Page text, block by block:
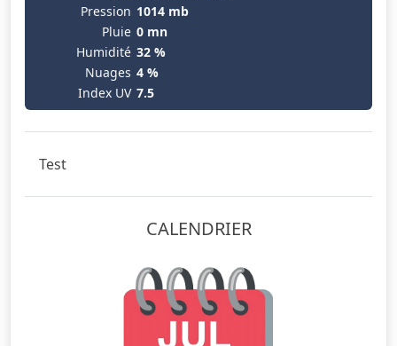
Pression 1014 mb
Pluie 0 mn
Humidité 32 %
Nuages 4 %
Index UV 7.5
Test
CALENDRIER